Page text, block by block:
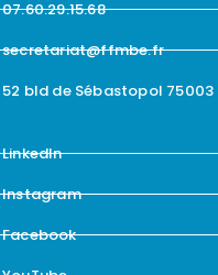
07.60.29.15.68
secretariat@ffmbe.fr
52 bld de Sébastopol 75003
LinkedIn
Instagram
Facebook